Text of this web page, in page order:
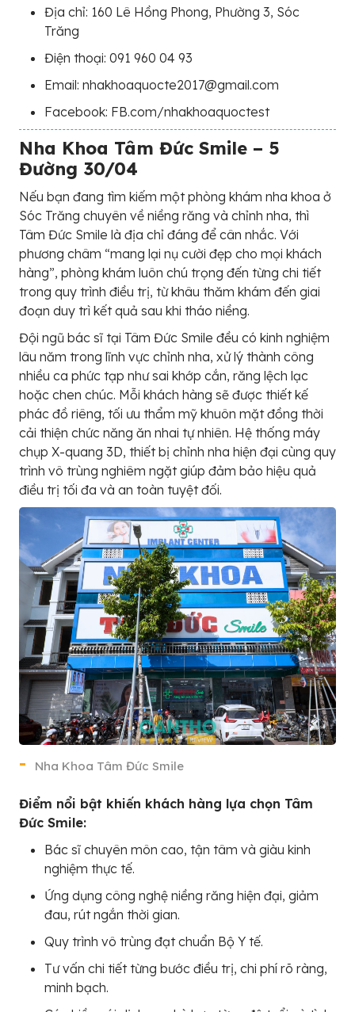
Địa chỉ: 160 Lê Hồng Phong, Phường 3, Sóc
Trăng
Điện thoại: 091 960 04 93
Email: nhakhoaquocte2017@gmail.com
Facebook: FB.com/nhakhoaquoctest
Nha Khoa Tâm Đức Smile – 5
Đường 30/04
Nếu bạn đang tìm kiếm một phòng khám nha khoa ở
Sóc Trăng chuyên về niềng răng và chỉnh nha, thì
Tâm Đức Smile là địa chỉ đáng để cân nhắc. Với
phương châm “mang lại nụ cười đẹp cho mọi khách
hàng”, phòng khám luôn chú trọng đến từng chi tiết
trong quy trình điều trị, từ khâu thăm khám đến giai
đoạn duy trì kết quả sau khi tháo niềng.
Đội ngũ bác sĩ tại Tâm Đức Smile đều có kinh nghiệm
lâu năm trong lĩnh vực chỉnh nha, xử lý thành công
nhiều ca phức tạp như sai khớp cắn, răng lệch lạc
hoặc chen chúc. Mỗi khách hàng sẽ được thiết kế
phác đồ riêng, tối ưu thẩm mỹ khuôn mặt đồng thời
cải thiện chức năng ăn nhai tự nhiên. Hệ thống máy
chụp X-quang 3D, thiết bị chỉnh nha hiện đại cùng quy
trình vô trùng nghiêm ngặt giúp đảm bảo hiệu quả
điều trị tối đa và an toàn tuyệt đối.
Nha Khoa Tâm Đức Smile
Điểm nổi bật khiến khách hàng lựa chọn Tâm
Đức Smile:
Bác sĩ chuyên môn cao, tận tâm và giàu kinh
nghiệm thực tế.
Ứng dụng công nghệ niềng răng hiện đại, giảm
đau, rút ngắn thời gian.
Quy trình vô trùng đạt chuẩn Bộ Y tế.
Tư vấn chi tiết từng bước điều trị, chi phí rõ ràng,
minh bạch.